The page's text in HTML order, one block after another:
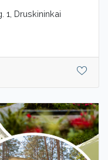
1, Druskininkai